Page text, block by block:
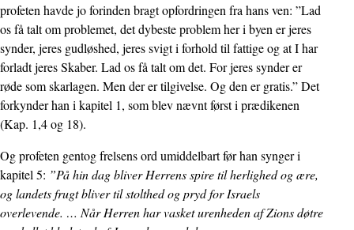
profeten havde jo forinden bragt opfordringen fra hans ven: ”Lad
os få talt om problemet, det dybeste problem her i byen er jeres
synder, jeres gudløshed, jeres svigt i forhold til fattige og at I har
forladt jeres Skaber. Lad os få talt om det. For jeres synder er
røde som skarlagen. Men der er tilgivelse. Og den er gratis.” Det
forkynder han i kapitel 1, som blev nævnt først i prædikenen
(Kap. 1,4 og 18).
Og profeten gentog frelsens ord umiddelbart før han synger i
kapitel 5: ”På hin dag bliver Herrens spire til herlighed og ære,
og landets frugt bliver til stolthed og pryd for Israels
overlevende. … Når Herren har vasket urenheden af Zions døtre